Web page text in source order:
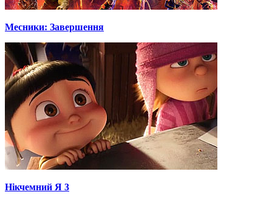
Месники: Завершення
Нікчемний Я 3